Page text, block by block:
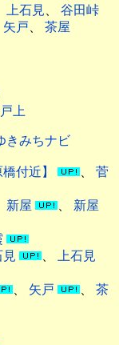
上石見、 谷田峠
矢戸、 茶屋
上
きみちナビ
付近】 、 菅
新屋 、 新屋
見 、 上石見
、 矢戸 、 茶